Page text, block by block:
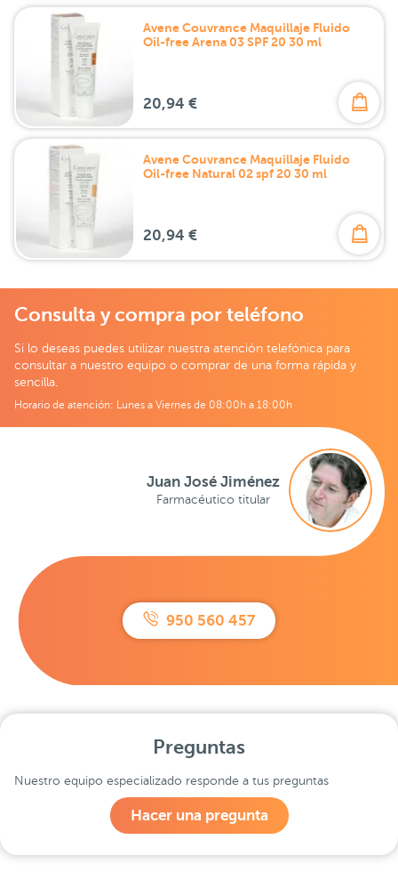
Avene Couvrance Maquillaje Fluido
Oil-free Arena 03 SPF 20 30 ml
20,94 €
Avene Couvrance Maquillaje Fluido
Oil-free Natural 02 spf 20 30 ml
20,94 €
Consulta y compra por teléfono
Si lo deseas puedes utilizar nuestra atención telefónica para
consultar a nuestro equipo o comprar de una forma rápida y
sencilla.
Horario de atención: Lunes a Viernes de 08:00h a 18:00h
950 560 457
Juan José Jiménez
Farmacéutico titular
Preguntas
Nuestro equipo especializado responde a tus preguntas
Hacer una pregunta